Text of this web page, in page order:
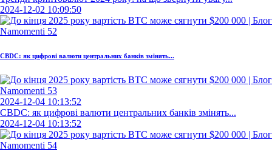
2024-12-02 10:09:50
CBDC: як цифрові валюти центральних банків змінять...
2024-12-04 10:13:52
CBDC: як цифрові валюти центральних банків змінять...
2024-12-04 10:13:52